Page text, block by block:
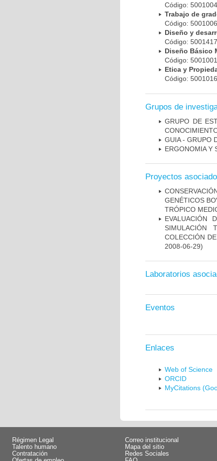
Código:
Trabajo de
Código:
Diseño y
Código:
Diseño Básico
Código:
Etica y
Código:
Grupos de
GRUPO DE
GUIA - GRUPO
ERGONOMIA Y
Proyectos
GENÉTICOS
TRÓPICO
EVALUACIÓN
SIMULACIÓN
COLECCIÓN
2008-06-29)
Laboratorios
Eventos
Enlaces
Web of Science
ORCID
MyCitations
Régimen Legal
Talento humano
Contratación
Correo institucional
Mapa del sitio
Redes Sociales